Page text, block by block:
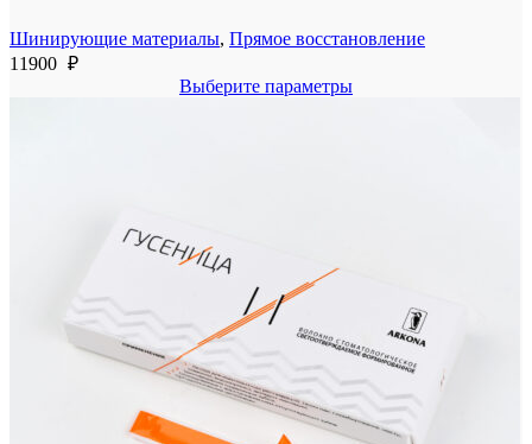
Шинирующие материалы, Прямое восстановление
11900 ₽
Выберите параметры